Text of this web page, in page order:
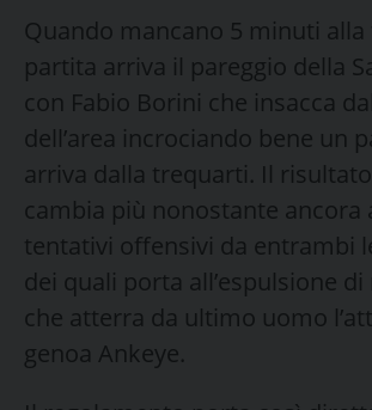
Quando mancano 5 minuti alla
partita arriva il pareggio della
con Fabio Borini che insacca
dell’area incrociando bene un
arriva dalla trequarti. Il
cambia più nonostante ancora
tentativi offensivi da entrambi
dei quali porta all’espulsione
che atterra da ultimo uomo
genoa Ankeye.